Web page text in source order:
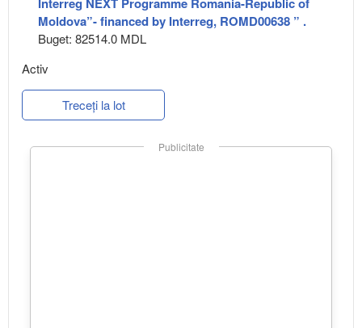
Moldova”- financed by Interreg, ROMD00638 ” .
Buget: 82514.0 MDL
Activ
Treceți la lot
Publicitate